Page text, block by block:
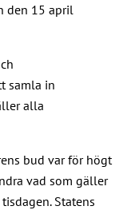
den 15 april
samla in
alla
bud var för högt
vad som gäller
Statens